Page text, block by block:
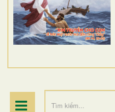
BAN MỤC VỤ
ĐOÀN THỂ CG
ĐIỂM HÀNH HƯƠNG